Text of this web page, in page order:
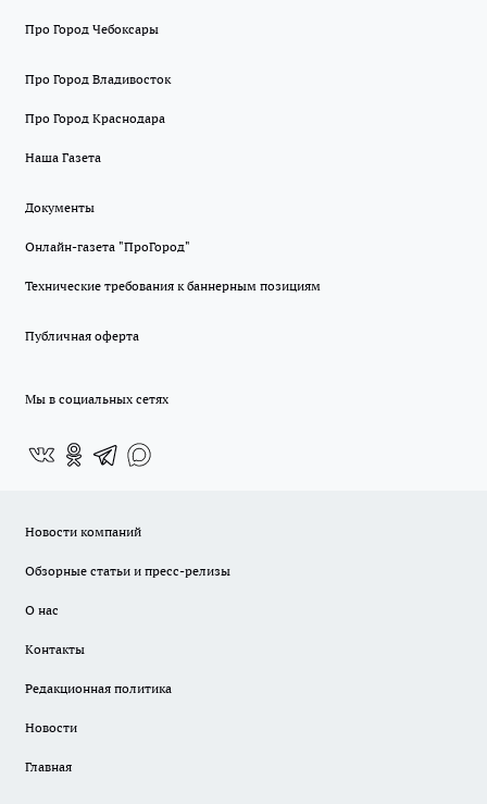
Про Город Чебоксары
Про Город Владивосток
Про Город Краснодара
Наша Газета
Документы
Онлайн-газета "ПроГород"
Технические требования к баннерным позициям
Публичная оферта
Мы в социальных сетях
Новости компаний
Обзорные статьи и пресс-релизы
О нас
Контакты
Редакционная политика
Новости
Главная